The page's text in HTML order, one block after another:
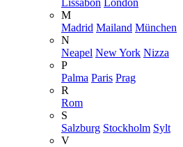
M
Madrid Mailand München
N
Neapel New York Nizza
P
Palma Paris Prag
R
Rom
S
Salzburg Stockholm Sylt
V